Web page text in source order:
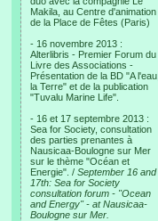
Makila, au Centre d'animation
de la Place de Fêtes (Paris)
- 16 novembre 2013 :
Alterlibris - Premier Forum du
Livre des Associations -
Présentation de la BD "A l'eau,
la Terre" et de la publication
"Tuvalu Marine Life".
- 16 et 17 septembre 2013 :
Sea for Society, consultation
des parties prenantes à
Nausicaa-Boulogne sur Mer
sur le thème "Océan et
Energie". / September 16 and
17th: Sea for Society
consultation forum - "Ocean
and Energy" - at Nausicaa-
Boulogne sur Mer.